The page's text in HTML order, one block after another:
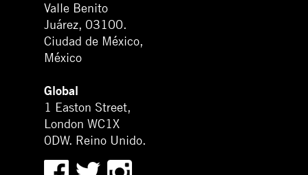
Valle Benito
Juárez, 03100.
Ciudad de México,
México
Global
1 Easton Street,
London WC1X
0DW. Reino Unido.